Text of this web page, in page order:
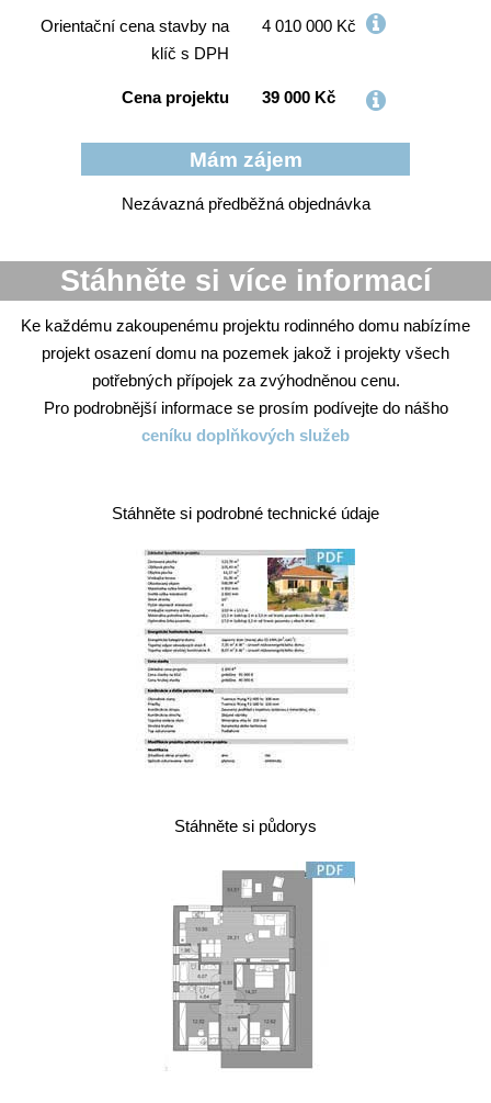
Orientační cena stavby na
klíč s DPH
4 010 000 Kč
Cena projektu 39 000 Kč
Nezávazná předběžná objednávka
Stáhněte si více informací
Ke každému zakoupenému projektu rodinného domu nabízíme
projekt osazení domu na pozemek jakož i projekty všech
potřebných přípojek za zvýhodněnou cenu.
Pro podrobnější informace se prosím podívejte do nášho
ceníku doplňkových služeb
Stáhněte si podrobné technické údaje
Stáhněte si půdorys